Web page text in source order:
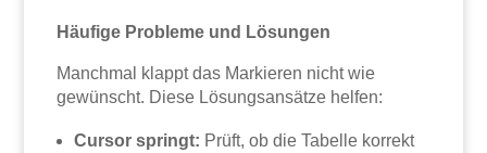
Häufige Probleme und Lösungen
Manchmal klappt das Markieren nicht wie
gewünscht. Diese Lösungsansätze helfen:
Cursor springt: Prüft, ob die Tabelle korrekt